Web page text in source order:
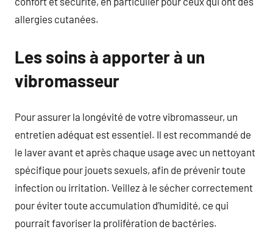
allergies cutanées.
Les soins à apporter à un
vibromasseur
Pour assurer la longévité de votre vibromasseur, un
entretien adéquat est essentiel. Il est recommandé de
le laver avant et après chaque usage avec un nettoyant
spécifique pour jouets sexuels, afin de prévenir toute
infection ou irritation. Veillez à le sécher correctement
pour éviter toute accumulation d’humidité, ce qui
pourrait favoriser la prolifération de bactéries.